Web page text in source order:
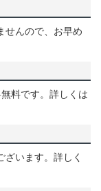
せんので、お早め
料です。詳しくは
います。詳しく